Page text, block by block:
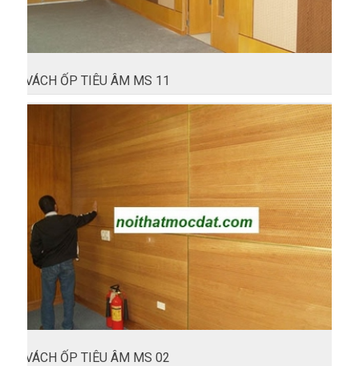
VÁCH ỐP TIÊU ÂM MS 11
VÁCH ỐP TIÊU ÂM MS 02